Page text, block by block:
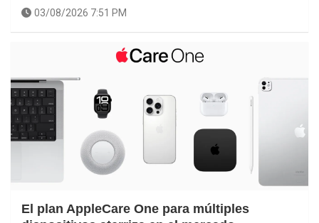
03/08/2026 7:51 PM
El plan AppleCare One para múltiples